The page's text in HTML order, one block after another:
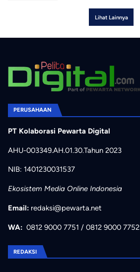
Lihat Lainnya
PERUSAHAAN
PT Kolaborasi Pewarta Digital
AHU-003349.AH.01.30.Tahun 2023
NIB: 1401230031537
Ekosistem Media Online Indonesia
Email: redaksi@pewarta.net
WA: 0812 9000 7751 / 0812 9000 7752
REDAKSI